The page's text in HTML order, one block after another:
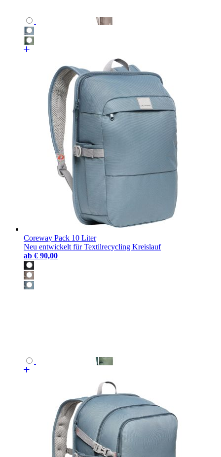
Coreway Pack 10 Liter
Neu entwickelt für Textilrecycling Kreislauf
ab € 90,00